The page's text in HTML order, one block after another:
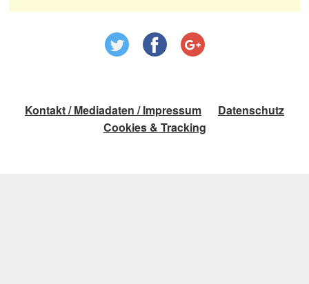
Kontakt / Mediadaten / Impressum
Datenschutz
Cookies & Tracking